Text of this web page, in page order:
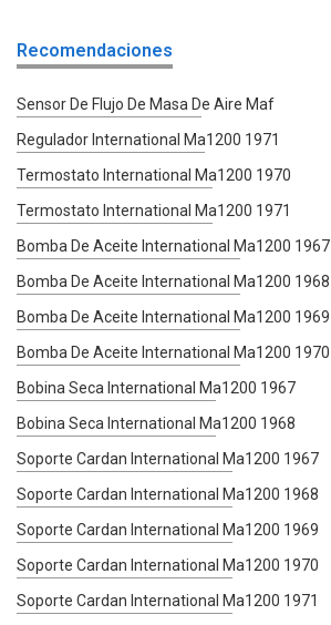
Recomendaciones
Sensor De Flujo De Masa De Aire Maf
Regulador International Ma1200 1971
Termostato International Ma1200 1970
Termostato International Ma1200 1971
Bomba De Aceite International Ma1200 1967
Bomba De Aceite International Ma1200 1968
Bomba De Aceite International Ma1200 1969
Bomba De Aceite International Ma1200 1970
Bobina Seca International Ma1200 1967
Bobina Seca International Ma1200 1968
Soporte Cardan International Ma1200 1967
Soporte Cardan International Ma1200 1968
Soporte Cardan International Ma1200 1969
Soporte Cardan International Ma1200 1970
Soporte Cardan International Ma1200 1971